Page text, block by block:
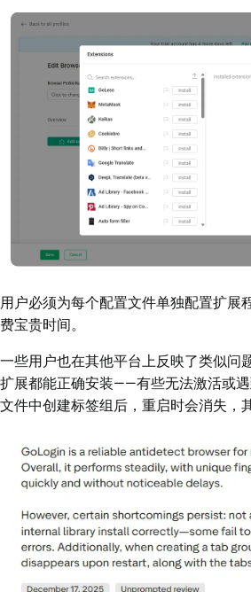
用户必须为每个配置文件单独配置扩展
费宝贵时间。
一些用户也在其他平台上反映了类似问
扩展都能正确安装——有些无法激活或
文件中创建标签组后，重启时会消失，